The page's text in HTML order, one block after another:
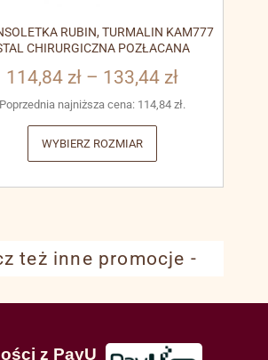
RUBIN, TURMALIN KAM777
CHIRURGICZNA POZŁACANA
114,84 zł – 133,44 zł
Poprzednia najniższa cena: 114,84 zł.
WYBIERZ ROZMIAR
też inne promocje -
z PayU